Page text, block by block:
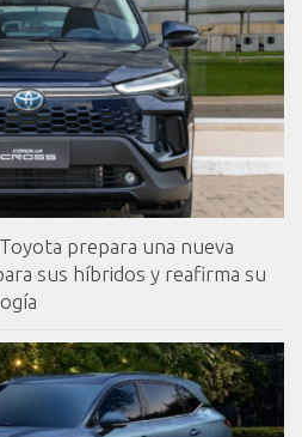
prepara una nueva
sus híbridos y reafirma su